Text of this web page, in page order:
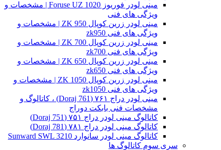
مینی لودر فوریوز Foruse UZ 1020 | مشخصات و
ویژگی های فنی
مینی لودر زرین کوپال ZK 950 | مشخصات و
ویژگی های فنی zk950
مینی لودر زرین کوپال ZK 700 | مشخصات و
ویژگی های فنی zk700
مینی لودر زرین کوپال ZK 650 | مشخصات و
ویژگی های فنی zk650
مینی لودر زرین کوپال ZK 1050 | مشخصات و
ویژگی های فنی zk1050
مینی لودر دراج ۷۶۱ (Doraj 761) ، کاتالوگ و
مشخصات فنی بابکت دوراج
کاتالوگ مینی لودر دراج ۷۵۱ (Doraj 751)
کاتالوگ مینی لودر دراج ۷۸۱ (Doraj 781)
کاتالوگ مینی لودر سانوارد Sunward SWL 3210
سری سوم کاتالوگ ها